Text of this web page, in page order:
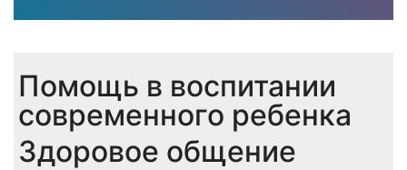
Помощь в воспитании
современного ребенка
Здоровое общение